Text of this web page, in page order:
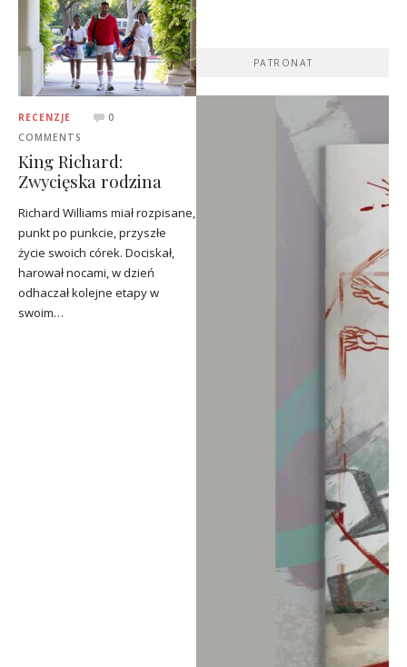
RECENZJE
0
COMMENTS
King Richard:
Zwycięska rodzina
Richard Williams miał rozpisane,
punkt po punkcie, przyszłe
życie swoich córek. Dociskał,
harował nocami, w dzień
odhaczał kolejne etapy w
swoim…
PATRONAT